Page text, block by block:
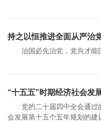
持之以恒推进全面从严治
治国必先治党，党兴才能
“十五五”时期经济社会发
党的二十届四中全会通过
会发展第十五个五年规划的